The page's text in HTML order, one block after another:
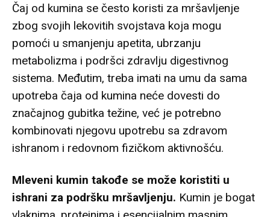
Čaj od kumina se često koristi za mršavljenje
zbog svojih lekovitih svojstava koja mogu
pomoći u smanjenju apetita, ubrzanju
metabolizma i podršci zdravlju digestivnog
sistema. Međutim, treba imati na umu da sama
upotreba čaja od kumina neće dovesti do
značajnog gubitka težine, već je potrebno
kombinovati njegovu upotrebu sa zdravom
ishranom i redovnom fizičkom aktivnošću.
Mleveni kumin takođe se može koristiti u
ishrani za podršku mršavljenju. Kumin je bogat